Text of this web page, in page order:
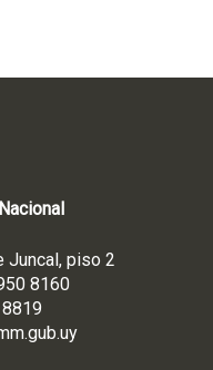
Juncal, piso 2
8160
.uy